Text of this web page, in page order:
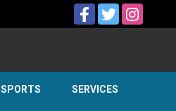
SPORTS SERVICES